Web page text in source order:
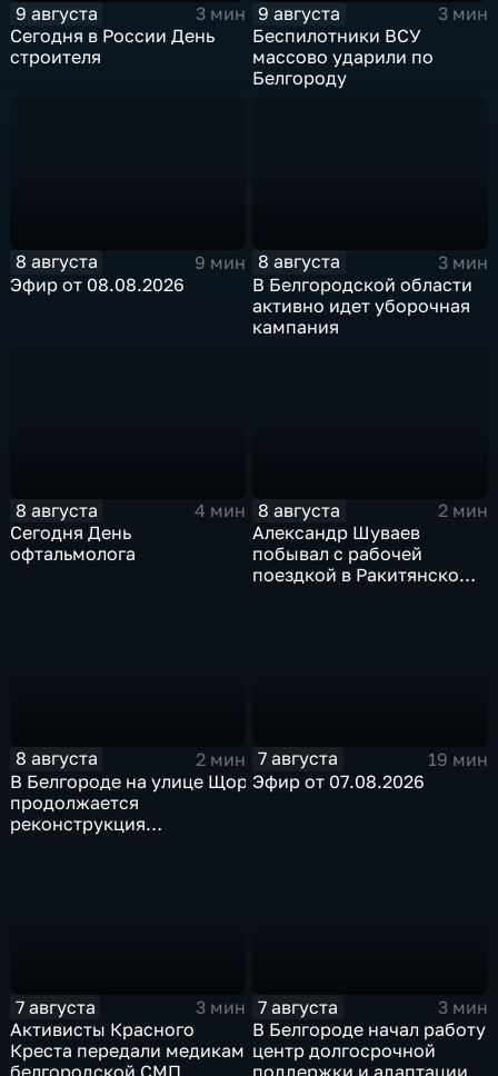
9 августа
3 мин
Сегодня в России День
строителя
9 августа
3 мин
Беспилотники ВСУ
массово ударили по
Белгороду
8 августа
9 мин
Эфир от 08.08.2026
8 августа
3 мин
В Белгородской области
активно идет уборочная
кампания
8 августа
4 мин
Сегодня День
офтальмолога
8 августа
2 мин
Александр Шуваев
побывал с рабочей
поездкой в Ракитянском
8 августа
2 мин
В Белгороде на улице Щорса
продолжается
реконструкция
7 августа
19 мин
Эфир от 07.08.2026
7 августа
3 мин
Активисты Красного
Креста передали медикам
7 августа
3 мин
В Белгороде начал работу
центр долгосрочной